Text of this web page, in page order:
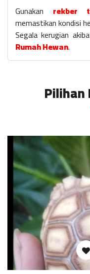
Gunakan rekber
memastikan kondisi
Segala kerugian
Rumah Hewan.
Pilihan